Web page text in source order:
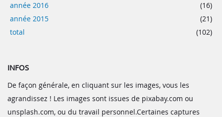
année 2016
(16)
année 2015
(21)
total
(102)
INFOS
De façon générale, en cliquant sur les images, vous les
agrandissez ! Les images sont issues de pixabay.com ou
unsplash.com, ou du travail personnel.Certaines captures